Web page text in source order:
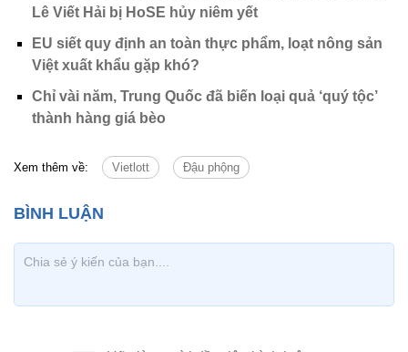
Lê Viết Hải bị HoSE hủy niêm yết
EU siết quy định an toàn thực phẩm, loạt nông sản
Việt xuất khẩu gặp khó?
Chỉ vài năm, Trung Quốc đã biến loại quả ‘quý tộc’
thành hàng giá bèo
Xem thêm về: Vietlott Đậu phộng